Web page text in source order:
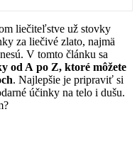
liečiteľstve už stovky
za liečivé zlato, najmä
V tomto článku sa
od A po Z, ktoré môžete
. Najlepšie je pripraviť si
účinky na telo i dušu.